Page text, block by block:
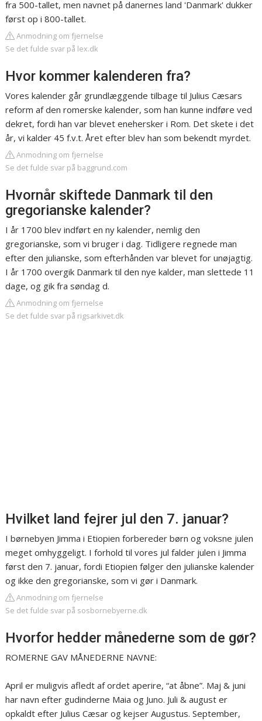
fra 500-tallet, men navnet på danernes land 'Danmark' dukker
først op i 800-tallet.
Anmodning om fjernelse
Se det fulde svar på lex.dk
Hvor kommer kalenderen fra?
Vores kalender går grundlæggende tilbage til Julius Cæsars
reform af den romerske kalender, som han kunne indføre ved
dekret, fordi han var blevet enehersker i Rom. Det skete i det
år, vi kalder 45 f.v.t. Året efter blev han som bekendt myrdet.
Anmodning om fjernelse
Se det fulde svar på baggrund.com
Hvornår skiftede Danmark til den
gregorianske kalender?
I år 1700 blev indført en ny kalender, nemlig den
gregorianske, som vi bruger i dag. Tidligere regnede man
efter den julianske, som efterhånden var blevet for unøjagtig.
I år 1700 overgik Danmark til den nye kalder, man slettede 11
dage, og gik fra søndag d.
Anmodning om fjernelse
Se det fulde svar på rigsarkivet.dk
Hvilket land fejrer jul den 7. januar?
I børnebyen Jimma i Etiopien forbereder børn og voksne julen
meget omhyggeligt. I forhold til vores jul falder julen i Jimma
først den 7. januar, fordi Etiopien følger den julianske kalender
og ikke den gregorianske, som vi gør i Danmark.
Anmodning om fjernelse
Se det fulde svar på sosbornebyerne.dk
Hvorfor hedder månederne som de gør?
ROMERNE GAV MÅNEDERNE NAVNE:
April er muligvis afledt af ordet aperire, “at åbne”. Maj & juni
har navn efter gudinderne Maia og Juno. Juli & august er
opkaldt efter Julius Cæsar og kejser Augustus. September,